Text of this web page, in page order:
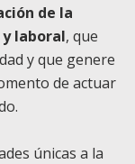
de la
laboral, que
y que genere
de actuar
únicas a la